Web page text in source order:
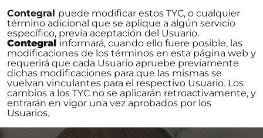
Contegral puede modificar estos TYC, o cualquier
término adicional que se aplique a algún servicio
específico, previa aceptación del Usuario.
Contegral informará, cuando ello fuere posible, las
modificaciones de los términos en esta página web y
requerirá que cada Usuario apruebe previamente
dichas modificaciones para que las mismas se
vuelvan vinculantes para el respectivo Usuario. Los
cambios a los TYC no se aplicarán retroactivamente, y
entrarán en vigor una vez aprobados por los
Usuarios.